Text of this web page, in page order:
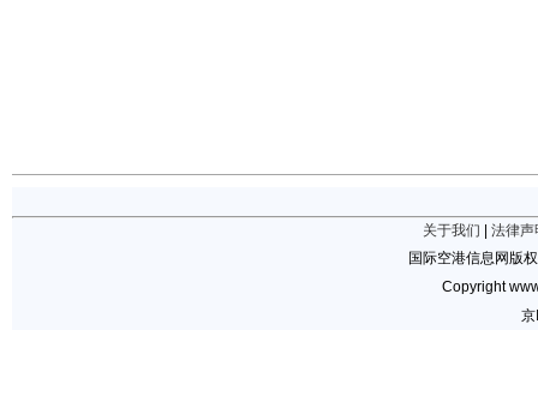
关于我们
法律声
国际空港信息网版
Copyright